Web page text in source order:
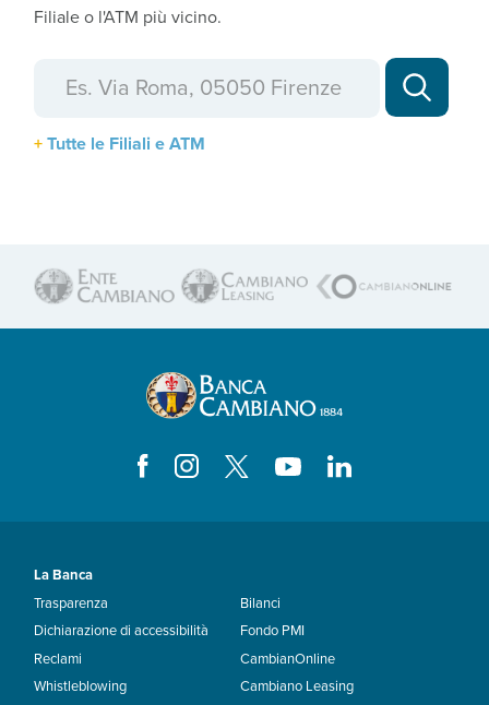
Filiale o l'ATM più vicino.
Tutte le Filiali e ATM
La Banca
Trasparenza
Dichiarazione di accessibilità
Reclami
Whistleblowing
Bilanci
Fondo PMI
CambianOnline
Cambiano Leasing